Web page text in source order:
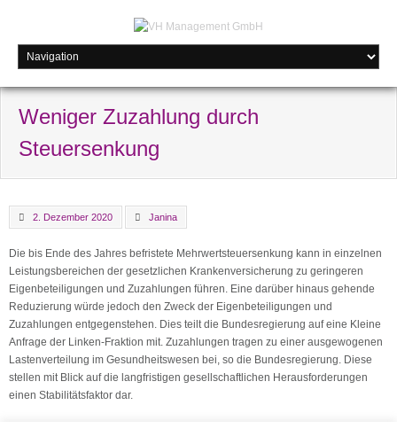
Weniger Zuzahlung durch
Steuersenkung
2. Dezember 2020 Janina
Die bis Ende des Jahres befristete Mehrwertsteuersenkung kann in einzelnen
Leistungsbereichen der gesetzlichen Krankenversicherung zu geringeren
Eigenbeteiligungen und Zuzahlungen führen. Eine darüber hinaus gehende
Reduzierung würde jedoch den Zweck der Eigenbeteiligungen und
Zuzahlungen entgegenstehen. Dies teilt die Bundesregierung auf eine Kleine
Anfrage der Linken-Fraktion mit. Zuzahlungen tragen zu einer ausgewogenen
Lastenverteilung im Gesundheitswesen bei, so die Bundesregierung. Diese
stellen mit Blick auf die langfristigen gesellschaftlichen Herausforderungen
einen Stabilitätsfaktor dar.